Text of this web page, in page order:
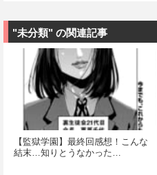
"未分類" の関連記事
【監獄学園】最終回感想！こんな
結末…知りとうなかった…